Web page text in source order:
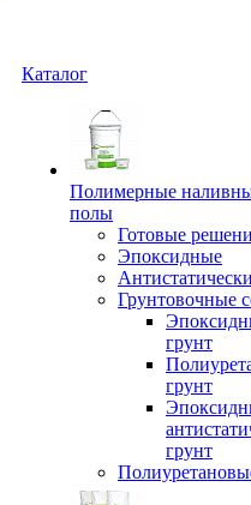
Каталог
Полимерные
полы
Готовые
Эпоксидные
Грунтовочные
грунт
грунт
грунт